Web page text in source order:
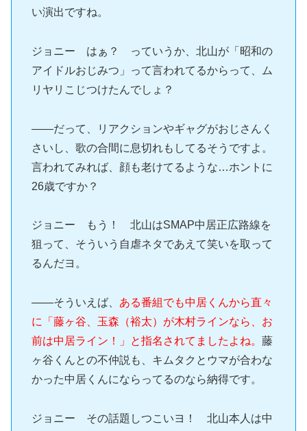
い演出ですね。
ジョニー はぁ？ っていうか、北山が「昭和の
アイドルおじみつ」って言われてるからって、ム
リヤリこじつけたんでしょ？
――だって、リアクションやギャグがおじさんく
さいし、歌の合間に息切れもしてるそうですよ。
言われてみれば、顔も老けてるような…ホントに
26歳ですか？
ジョニー もう！ 北山はSMAP中居正広路線を
狙って、そういう自虐ネタであえて笑いを取って
るんだヨ。
――そういえば、 ある番組でも中居くんから直々
に「藤ヶ谷、玉森（裕太）が木村ラインなら、お
前は中居ライン！」と指名されてましたよね。 藤
ヶ谷くんとの不仲説も、キムタクとウマが合わな
かった中居くんにならってるのなら納得です。
ジョニー その話題しつこいヨ！ 北山本人は中